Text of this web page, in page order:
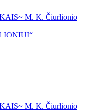
M. K. Čiurlionio
M. K. Čiurlionio